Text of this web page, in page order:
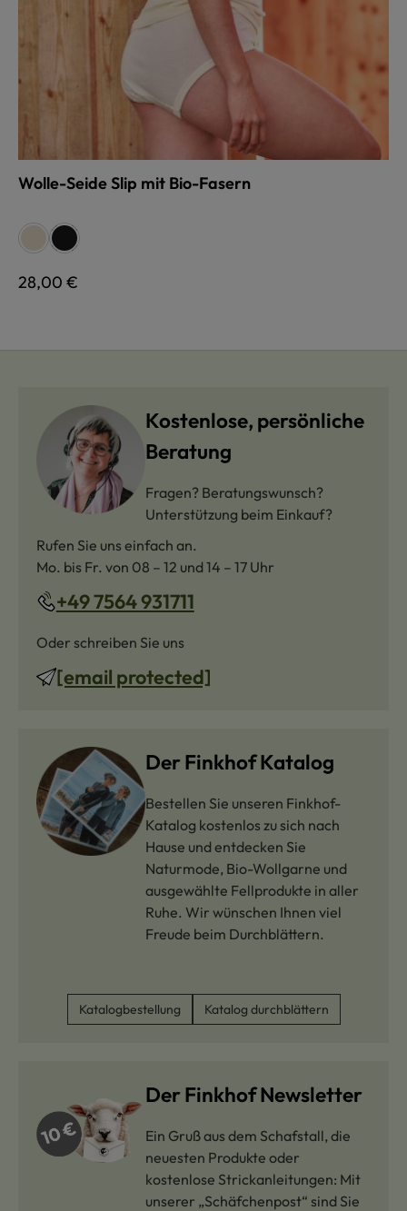
Wolle-Seide Slip mit Bio-Fasern
Farbe auswählen
naturweißschwarz
Regulärer Preis:
28,00 €
Kostenlose, persönliche
Beratung
Fragen? Beratungswunsch?
Unterstützung beim Einkauf?
Rufen Sie uns einfach an.
Mo. bis Fr. von 08 – 12 und 14 – 17 Uhr
+49 7564 931711
Oder schreiben Sie uns
[email protected]
Der Finkhof Katalog
Bestellen Sie unseren Finkhof-
Katalog kostenlos zu sich nach
Hause und entdecken Sie
Naturmode, Bio-Wollgarne und
ausgewählte Fellprodukte in aller
Ruhe. Wir wünschen Ihnen viel
Freude beim Durchblättern.
Katalogbestellung Katalog durchblättern
Der Finkhof Newsletter
Ein Gruß aus dem Schafstall, die
neuesten Produkte oder
kostenlose Strickanleitungen: Mit
unserer „Schäfchenpost“ sind Sie